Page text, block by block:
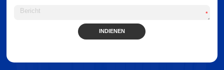
*
INDIENEN